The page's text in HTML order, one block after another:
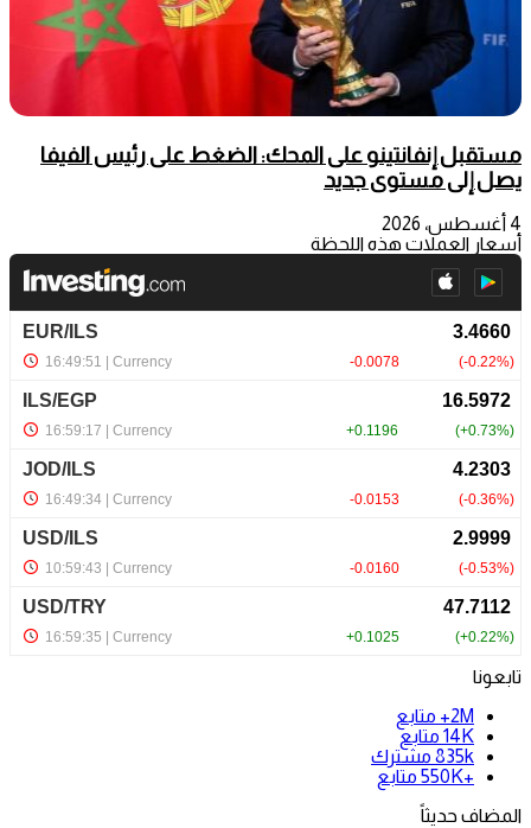
مستقبل إنفانتينو على المحك: الضغط على رئيس الفيفا
يصل إلى مستوى جديد
4 أغسطس، 2026
أسعار العملات هذه اللحظة
تابعونا
2M+
متابع
14K متابع
835k مشترك
+550K
متابع
المضاف حديثاً